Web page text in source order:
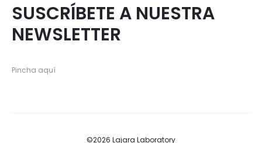
SUSCRÍBETE A NUESTRA
NEWSLETTER
Pincha aquí
©2026 Lajara Laboratory